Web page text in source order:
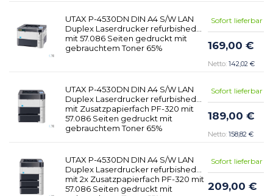
UTAX P-4530DN DIN A4 S/W LAN
Duplex Laserdrucker refurbished
mit 57.086 Seiten gedruckt mit
gebrauchtem Toner 65%
Sofort lieferbar
169,00 €
142,02 €
UTAX P-4530DN DIN A4 S/W LAN
Duplex Laserdrucker refurbished
mit Zusatzpapierfach PF-320 mit
57.086 Seiten gedruckt mit
gebrauchtem Toner 65%
Sofort lieferbar
189,00 €
158,82 €
UTAX P-4530DN DIN A4 S/W LAN
Duplex Laserdrucker refurbished
mit 2x Zusatzpapierfach PF-320 mit
57.086 Seiten gedruckt mit
Sofort lieferbar
209,00 €